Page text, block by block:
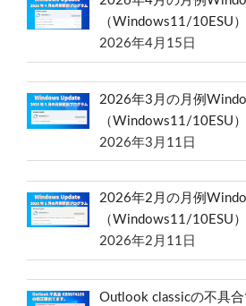
（Windows11/10ESU）
2026年4月15日
2026年3月の月例
（Windows11/10ESU）
2026年3月11日
2026年2月の月例
（Windows11/10ESU）
2026年2月11日
Outlook classicの不具合